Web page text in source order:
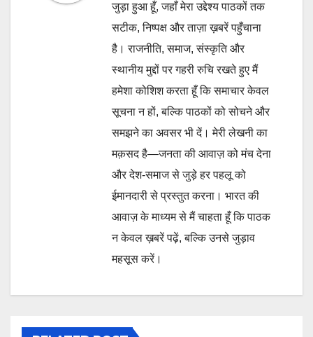
जुड़ा हुआ हूँ, जहाँ मेरा उद्देश्य पाठकों तक
सटीक, निष्पक्ष और ताज़ा ख़बरें पहुँचाना
है। राजनीति, समाज, संस्कृति और
स्थानीय मुद्दों पर गहरी रुचि रखते हुए मैं
हमेशा कोशिश करता हूँ कि समाचार केवल
सूचना न हों, बल्कि पाठकों को सोचने और
समझने का अवसर भी दें। मेरी लेखनी का
मक़सद है—जनता की आवाज़ को मंच देना
और देश-समाज से जुड़े हर पहलू को
ईमानदारी से प्रस्तुत करना। भारत की
आवाज़ के माध्यम से मैं चाहता हूँ कि पाठक
न केवल ख़बरें पढ़ें, बल्कि उनसे जुड़ाव
महसूस करें।